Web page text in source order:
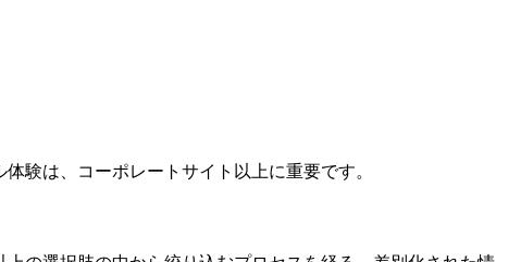
験は、コーポレートサイト以上に重要です。